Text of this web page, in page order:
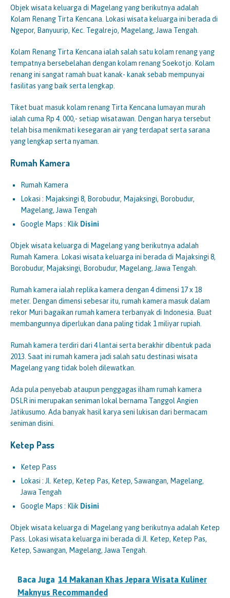
Objek wisata keluarga di Magelang yang berikutnya adalah
Kolam Renang Tirta Kencana. Lokasi wisata keluarga ini berada di
Ngepor, Banyuurip, Kec. Tegalrejo, Magelang, Jawa Tengah.
Kolam Renang Tirta Kencana ialah salah satu kolam renang yang
tempatnya bersebelahan dengan kolam renang Soekotjo. Kolam
renang ini sangat ramah buat kanak- kanak sebab mempunyai
fasilitas yang baik serta lengkap.
Tiket buat masuk kolam renang Tirta Kencana lumayan murah
ialah cuma Rp 4. 000,- setiap wisatawan. Dengan harya tersebut
telah bisa menikmati kesegaran air yang terdapat serta sarana
yang lengkap serta nyaman.
Rumah Kamera
Rumah Kamera
Lokasi : Majaksingi 8, Borobudur, Majaksingi, Borobudur,
Magelang, Jawa Tengah
Google Maps : Klik Disini
Objek wisata keluarga di Magelang yang berikutnya adalah
Rumah Kamera. Lokasi wisata keluarga ini berada di Majaksingi 8,
Borobudur, Majaksingi, Borobudur, Magelang, Jawa Tengah.
Rumah kamera ialah replika kamera dengan 4 dimensi 17 x 18
meter. Dengan dimensi sebesar itu, rumah kamera masuk dalam
rekor Muri bagaikan rumah kamera terbanyak di Indonesia. Buat
membangunnya diperlukan dana paling tidak 1 miliyar rupiah.
Rumah kamera terdiri dari 4 lantai serta berakhir dibentuk pada
2013. Saat ini rumah kamera jadi salah satu destinasi wisata
Magelang yang tidak boleh dilewatkan.
Ada pula penyebab ataupun penggagas ilham rumah kamera
DSLR ini merupakan seniman lokal bernama Tanggol Angien
Jatikusumo. Ada banyak hasil karya seni lukisan dari bermacam
seniman disini.
Ketep Pass
Ketep Pass
Lokasi : Jl. Ketep, Ketep Pas, Ketep, Sawangan, Magelang,
Jawa Tengah
Google Maps : Klik Disini
Objek wisata keluarga di Magelang yang berikutnya adalah Ketep
Pass. Lokasi wisata keluarga ini berada di Jl. Ketep, Ketep Pas,
Ketep, Sawangan, Magelang, Jawa Tengah.
Baca Juga 14 Makanan Khas Jepara Wisata Kuliner
Maknyus Recommanded